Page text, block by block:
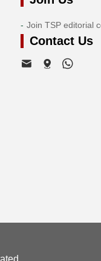
Join TSP editorial
Contact Us